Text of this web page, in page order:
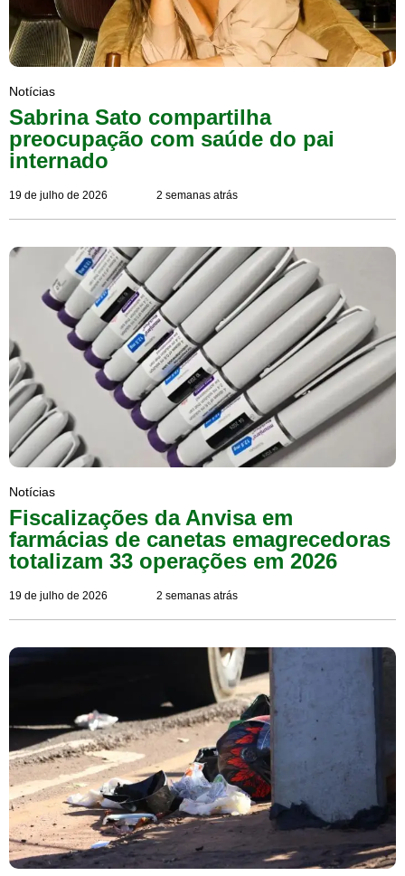
Notícias
Sabrina Sato compartilha
preocupação com saúde do pai
internado
19 de julho de 2026 2 semanas atrás
Notícias
Fiscalizações da Anvisa em
farmácias de canetas emagrecedoras
totalizam 33 operações em 2026
19 de julho de 2026 2 semanas atrás